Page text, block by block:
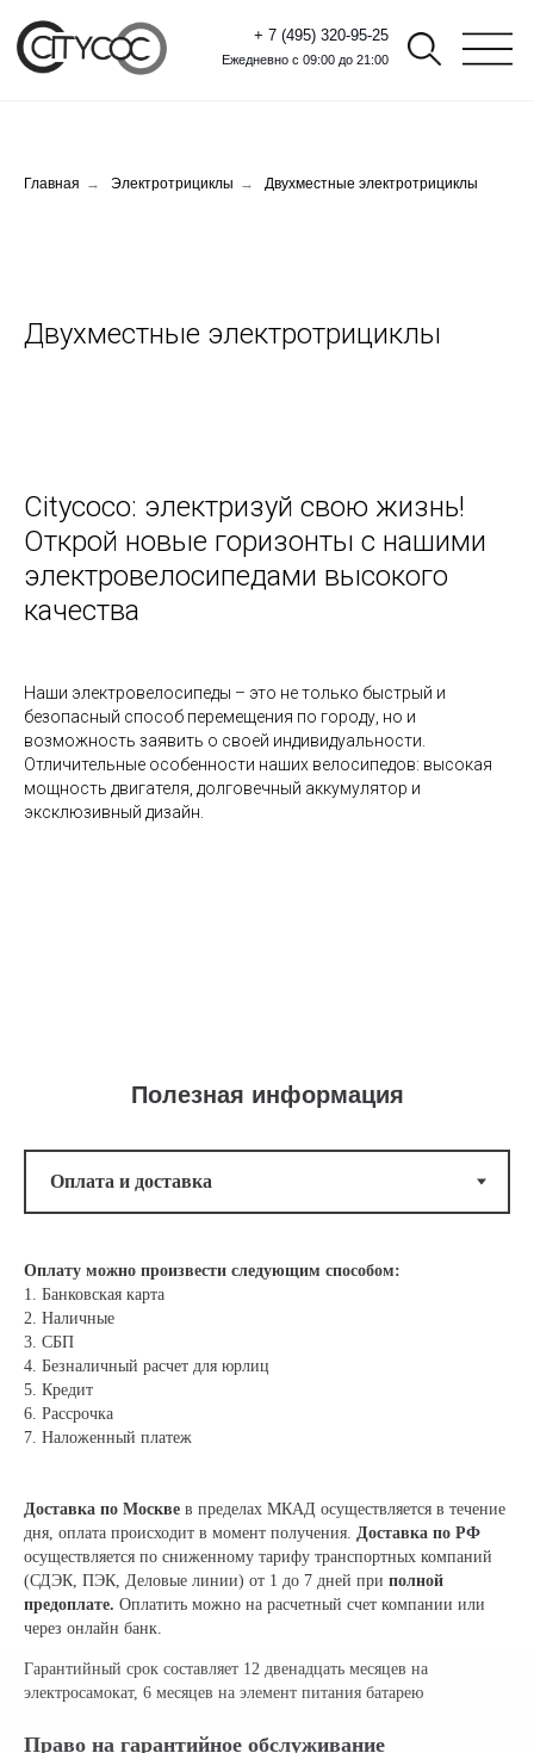
Ежедневно с 09:00 до 21:00
Главная → Электротрициклы → Двухместные электротрициклы
Двухместные электротрициклы
Citycoco: электризуй свою жизнь!
Открой новые горизонты с нашими
электровелосипедами высокого
качества
Наши электровелосипеды – это не только быстрый и
безопасный способ перемещения по городу, но и
возможность заявить о своей индивидуальности.
Отличительные особенности наших велосипедов: высокая
мощность двигателя, долговечный аккумулятор и
эксклюзивный дизайн.
Полезная информация
Оплату можно произвести следующим способом:
1. Банковская карта
2. Наличные
3. СБП
4. Безналичный расчет для юрлиц
5. Кредит
6. Рассрочка
7. Наложенный платеж
Доставка по Москве в пределах МКАД осуществляется в течение
дня, оплата происходит в момент получения. Доставка по РФ
осуществляется по сниженному тарифу транспортных компаний
(СДЭК, ПЭК, Деловые линии) от 1 до 7 дней при полной
предоплате. Оплатить можно на расчетный счет компании или
через онлайн банк.
Гарантийный срок составляет 12 двенадцать месяцев на
электросамокат, 6 месяцев на элемент питания батарею
Право на гарантийное обслуживание